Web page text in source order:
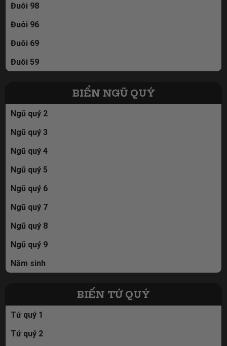
Đuôi 98
Đuôi 96
Đuôi 69
Đuôi 59
BIỂN NGŨ QUÝ
Ngũ quý 2
Ngũ quý 3
Ngũ quý 4
Ngũ quý 5
Ngũ quý 6
Ngũ quý 7
Ngũ quý 8
Ngũ quý 9
Năm sinh
BIỂN TỨ QUÝ
Tứ quý 1
Tứ quý 2